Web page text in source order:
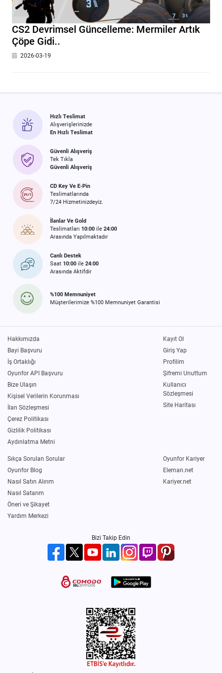
CS2 Devrimsel Güncelleme: Mermiler Artık
Çöpe Gidi..
2026-03-19
Hızlı Teslimat
Alışverişlerinizde
En Hızlı Teslimat
Güvenli Alışveriş
Tek Tıkla
Güvenli Alışveriş
CD Key Ve E-Pin
Teslimatlarında
7/24 Hizmetinizdeyiz.
İlanlar Ve Gold
Teslimatları 10:00 ile 24:00
Arasında Yapılmaktadır
Canlı Destek
Saat 10:00 ile 24:00
Arasında Aktifdir
%100 Memnuniyet
Müşterilerimize %100 Memnuniyet Garantisi
Hakkımızda
Bayi Başvuru
İş Ortaklığı
Oyunfor API Başvuru
Bize Ulaşın
Kişisel Verilerin Korunması
İlan Sözleşmesi
Çerez Politikası
Gizlilik Politikası
Aydınlatma Metni
Kayıt Ol
Giriş Yap
Profilim
Şifremi Unuttum
Kullanıcı
Sözleşmesi
Site Haritası
Sıkça Sorulan Sorular
Oyunfor Blog
Nasıl Satın Alırım
Nasıl Satarım
Öneri ve Şikayet
Yardım Merkezi
Oyunfor Kariyer
Eleman.net
Kariyer.net
Bizi Takip Edin